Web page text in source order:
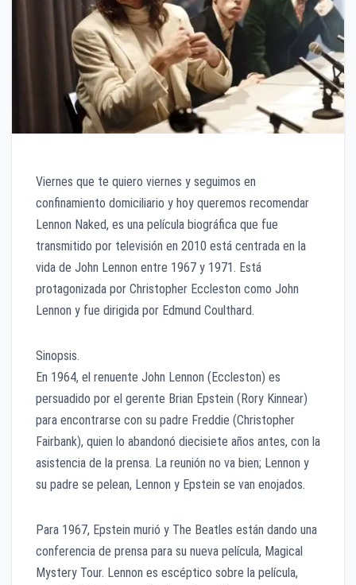
Viernes que te quiero viernes y seguimos en
confinamiento domiciliario y hoy queremos recomendar
Lennon Naked, es una película biográfica que fue
transmitido por televisión en 2010 está centrada en la
vida de John Lennon entre 1967 y 1971. Está
protagonizada por Christopher Eccleston como John
Lennon y fue dirigida por Edmund Coulthard.
Sinopsis.
En 1964, el renuente John Lennon (Eccleston) es
persuadido por el gerente Brian Epstein (Rory Kinnear)
para encontrarse con su padre Freddie (Christopher
Fairbank), quien lo abandonó diecisiete años antes, con la
asistencia de la prensa. La reunión no va bien; Lennon y
su padre se pelean, Lennon y Epstein se van enojados.
Para 1967, Epstein murió y The Beatles están dando una
conferencia de prensa para su nueva película, Magical
Mystery Tour. Lennon es escéptico sobre la película,